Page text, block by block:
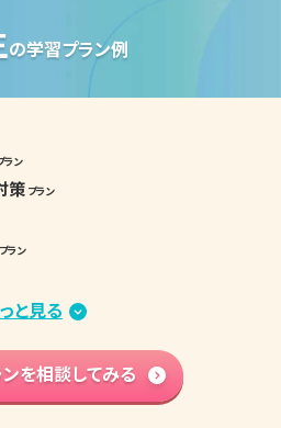
の学習プラン例
ラン
策 プラン
プラン
ンと見る
を相談してみる